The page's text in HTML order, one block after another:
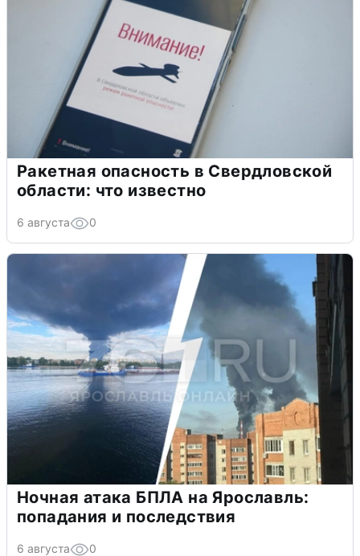
Ракетная опасность в Свердловской
области: что известно
6 августа 0
Ночная атака БПЛА на Ярославль:
попадания и последствия
6 августа 0